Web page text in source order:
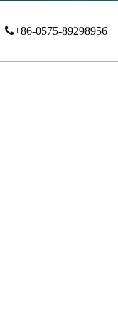
+86-0575-89298956